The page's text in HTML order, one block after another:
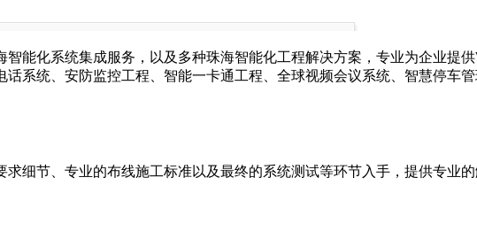
能化系统集成服务，以及多种珠海智能化工程解决方案，专业为企业提
系统、安防监控工程、智能一卡通工程、全球视频会议系统、智慧停车管
细节、专业的布线施工标准以及最终的系统测试等环节入手，提供专业的